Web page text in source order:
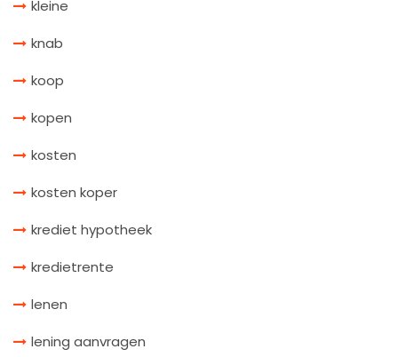
kleine
knab
koop
kopen
kosten
kosten koper
krediet hypotheek
kredietrente
lenen
lening aanvragen